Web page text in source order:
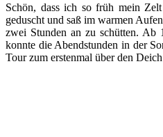
Schön, dass ich so früh mein
geduscht und saß im warmen
zwei Stunden an zu schütten.
konnte die Abendstunden in der
Tour zum erstenmal über den